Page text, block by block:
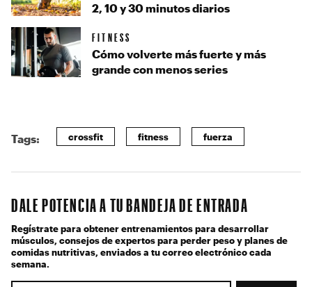
2, 10 y 30 minutos diarios
FITNESS
Cómo volverte más fuerte y más
grande con menos series
Tags: crossfit fitness fuerza
DALE POTENCIA A TU BANDEJA DE ENTRADA
Regístrate para obtener entrenamientos para desarrollar
músculos, consejos de expertos para perder peso y planes de
comidas nutritivas, enviados a tu correo electrónico cada
semana.